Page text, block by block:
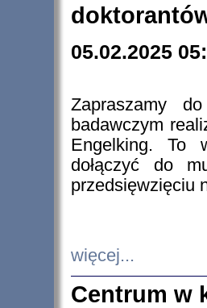
05.02.2025
Zapraszamy
badawczym
Engelking. To
dołączyć do
przedsięwzięciu
więcej...
Centrum w